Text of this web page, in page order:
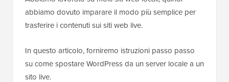
abbiamo dovuto imparare il modo più semplice per
trasferire i contenuti sui siti web live.
In questo articolo, forniremo istruzioni passo passo
su come spostare WordPress da un server locale a un
sito live.